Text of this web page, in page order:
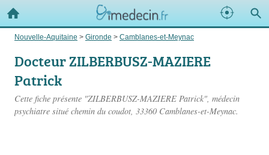
Nouvelle-Aquitaine > Gironde > Camblanes-et-Meynac
Docteur ZILBERBUSZ-MAZIERE
Patrick
Cette fiche présente "ZILBERBUSZ-MAZIERE Patrick", médecin
psychiatre situé chemin du coudot, 33360 Camblanes-et-Meynac.